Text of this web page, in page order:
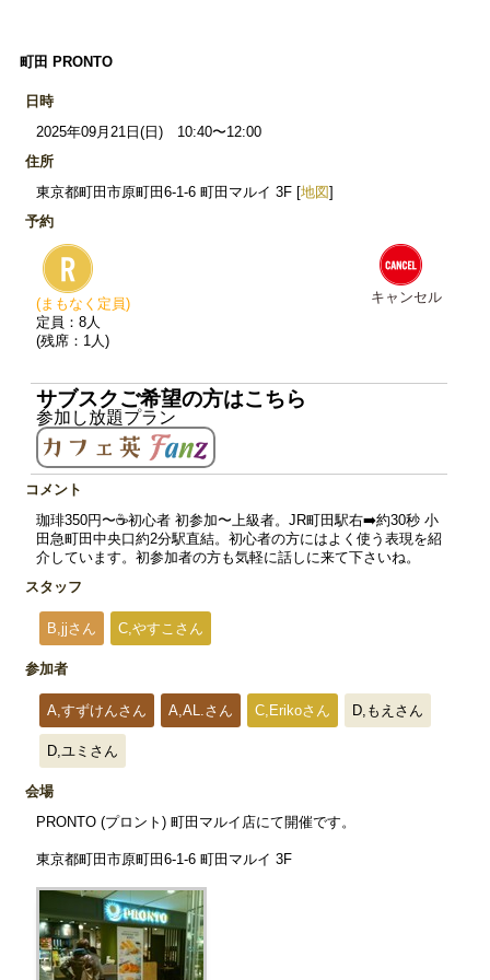
町田 PRONTO
日時
2025年09月21日(日) 10:40〜12:00
住所
東京都町田市原町田6-1-6 町田マルイ 3F [地図]
予約
(まもなく定員)
定員：8人
(残席：1人)
キャンセル
サブスクご希望の方はこちら
参加し放題プラン
コメント
珈琲350円〜☕️初心者 初参加〜上級者。JR町田駅右➡️約30秒 小
田急町田中央口約2分駅直結。初心者の方にはよく使う表現を紹
介しています。初参加者の方も気軽に話しに来て下さいね。
スタッフ
B,jjさん C,やすこさん
参加者
A,すずけんさん A,AL.さん C,Erikoさん D,もえさん
D,ユミさん
会場
PRONTO (プロント) 町田マルイ店にて開催です。
東京都町田市原町田6-1-6 町田マルイ 3F